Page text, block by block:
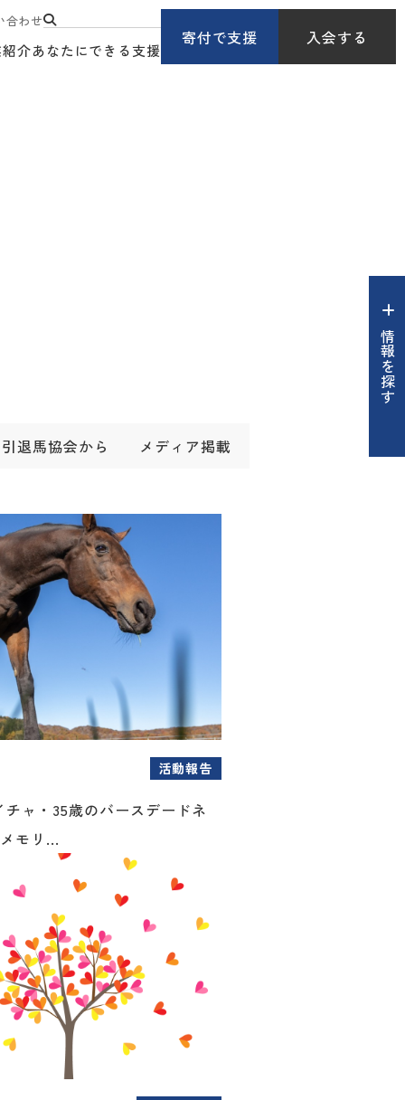
合わせ
介あなたにできる支援
寄付で支援 入会する
情報を探す
引退馬協会から メディア掲載
活動報告
ャ・35歳のバースデードネ
モリ...